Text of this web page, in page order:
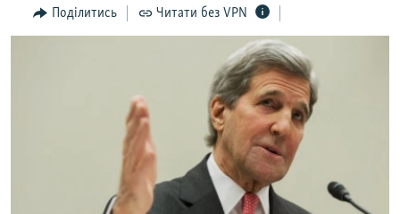
навігації
Перейти
БЛОГИ
ВІДЕОУРОКИ «ELIFBE»
ЯК ОБІЙТИ БЛОКУВАННЯ
Поділитись Читати без VPN